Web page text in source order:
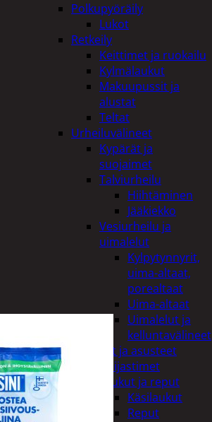
Polkupyöräily
Lukot
Retkeily
Keittimet ja ruokailu
Kylmälaukut
Makuupussit ja
alustat
Teltat
Urheiluvälineet
Kypärät ja
suojaimet
Talviurheilu
Hiihtäminen
Jääkiekko
Vesiurheilu ja
uimalelut
Kylpytynnyrit,
uima-altaat,
porealtaat
Uima-altaat
Uimalelut ja
kelluntavälineet
Vaatteet ja asusteet
Heijastimet
Laukut ja reput
Käsilaukut
Reput